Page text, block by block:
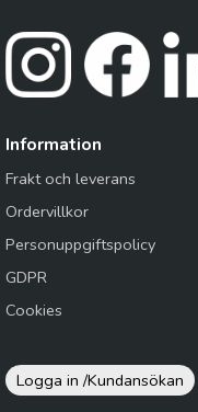
Information
Frakt och leverans
Ordervillkor
Personuppgiftspolicy
GDPR
Cookies
Logga in /Kundansökan